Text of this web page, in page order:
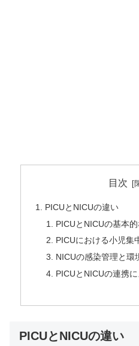
目次
PICUとNICUの違い
PICUとNICUの基本
PICUにおける小児集
NICUの感染管理と環
PICUとNICUの連携
PICUとNICUの違い